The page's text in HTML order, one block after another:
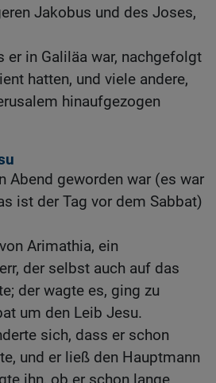
Jakobus und des Joses,
er in Galiläa war, nachgefolgt
hatten, und viele andere,
hinaufgezogen
Abend geworden war (es war
ist der Tag vor dem Sabbat)
Arimathia, ein
der selbst auch auf das
der wagte es, ging zu
um den Leib Jesu.
sich, dass er schon
und er ließ den Hauptmann